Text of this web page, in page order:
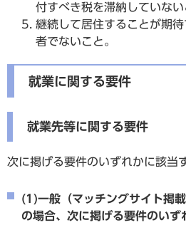
付すべき税を滞納していない
継続して居住することが期
者でないこと。
就業に関する要件
就業先等に関する要件
次に掲げる要件のいずれかに該当
(1)一般（マッチングサイト掲載
の場合、次に掲げる要件のいず